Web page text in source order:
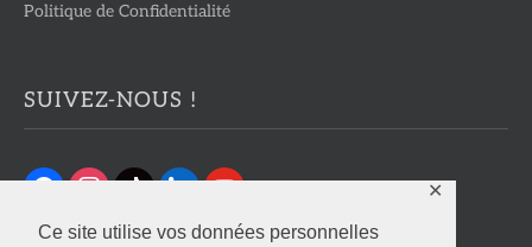
Ce site utilise vos données personnelles
✕
Politique de Confidentialité
SUIVEZ-NOUS !